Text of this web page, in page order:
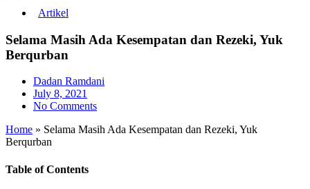
Artikel
Selama Masih Ada Kesempatan dan Rezeki, Yuk
Berqurban
Dadan Ramdani
July 8, 2021
No Comments
Home » Selama Masih Ada Kesempatan dan Rezeki, Yuk
Berqurban
Table of Contents